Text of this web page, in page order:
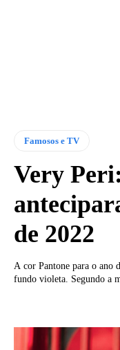
Famosos e TV
Very
de 2022
A cor Pantone para o ano
fundo violeta. Segundo a